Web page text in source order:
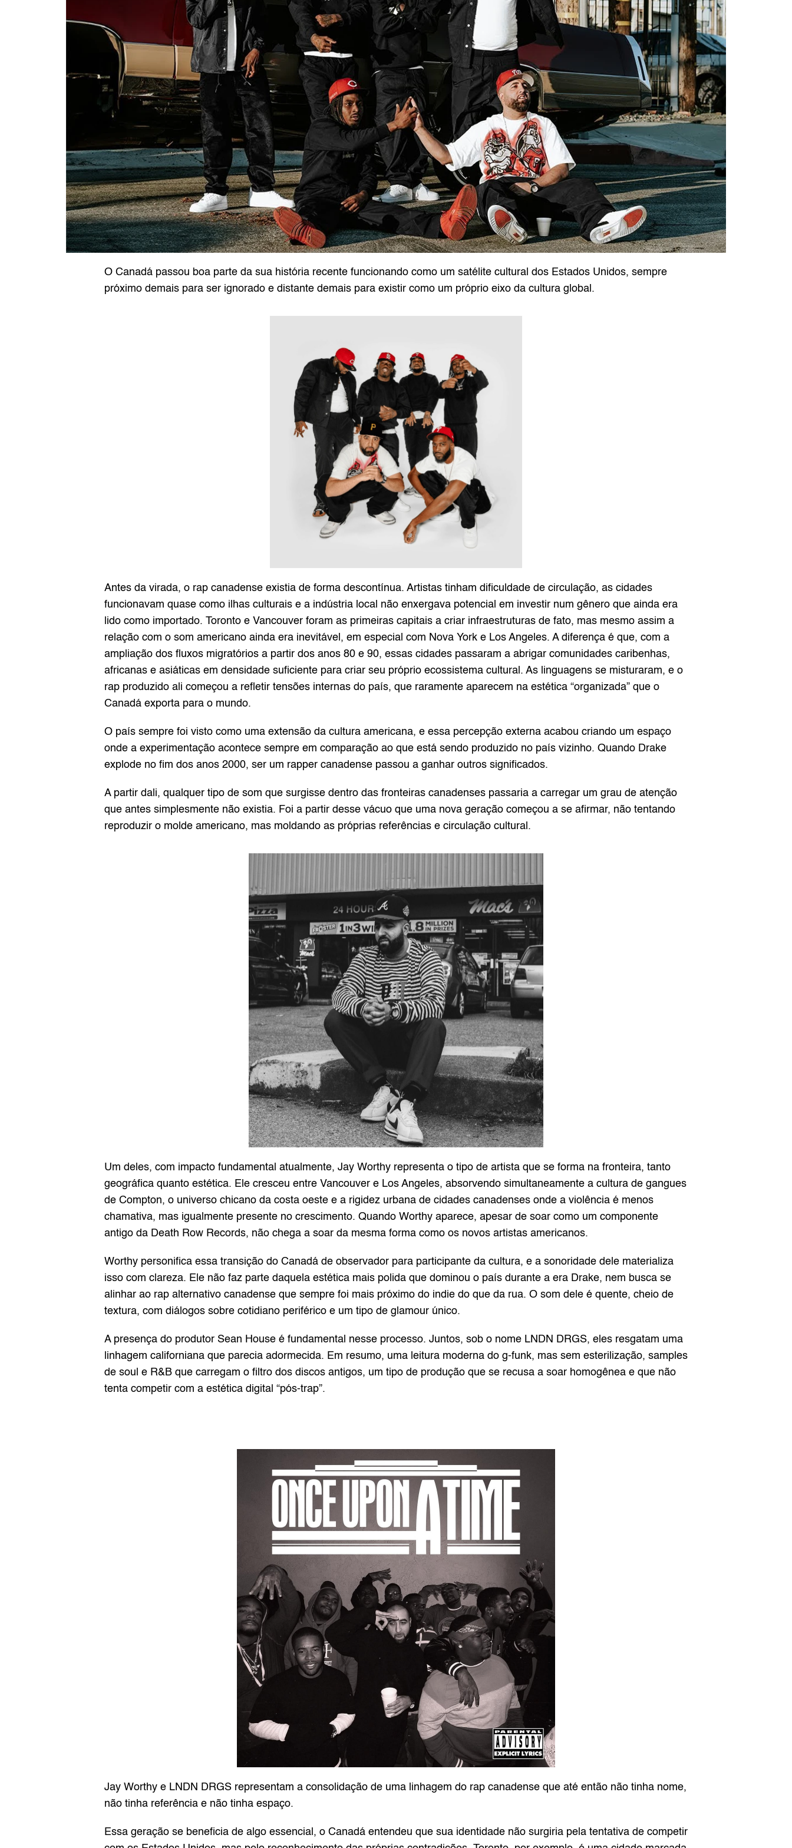
O Canadá passou boa parte da sua história recente funcionando como um satélite cultural dos Estados Unidos, sempre
próximo demais para ser ignorado e distante demais para existir como um próprio eixo da cultura global.
Antes da virada, o rap canadense existia de forma descontínua. Artistas tinham dificuldade de circulação, as cidades
funcionavam quase como ilhas culturais e a indústria local não enxergava potencial em investir num gênero que ainda era
lido como importado. Toronto e Vancouver foram as primeiras capitais a criar infraestruturas de fato, mas mesmo assim a
relação com o som americano ainda era inevitável, em especial com Nova York e Los Angeles. A diferença é que, com a
ampliação dos fluxos migratórios a partir dos anos 80 e 90, essas cidades passaram a abrigar comunidades caribenhas,
africanas e asiáticas em densidade suficiente para criar seu próprio ecossistema cultural. As linguagens se misturaram, e o
rap produzido ali começou a refletir tensões internas do país, que raramente aparecem na estética “organizada” que o
Canadá exporta para o mundo.
O país sempre foi visto como uma extensão da cultura americana, e essa percepção externa acabou criando um espaço
onde a experimentação acontece sempre em comparação ao que está sendo produzido no país vizinho. Quando Drake
explode no fim dos anos 2000, ser um rapper canadense passou a ganhar outros significados.
A partir dali, qualquer tipo de som que surgisse dentro das fronteiras canadenses passaria a carregar um grau de atenção
que antes simplesmente não existia. Foi a partir desse vácuo que uma nova geração começou a se afirmar, não tentando
reproduzir o molde americano, mas moldando as próprias referências e circulação cultural.
Um deles, com impacto fundamental atualmente, Jay Worthy representa o tipo de artista que se forma na fronteira, tanto
geográfica quanto estética. Ele cresceu entre Vancouver e Los Angeles, absorvendo simultaneamente a cultura de gangues
de Compton, o universo chicano da costa oeste e a rigidez urbana de cidades canadenses onde a violência é menos
chamativa, mas igualmente presente no crescimento. Quando Worthy aparece, apesar de soar como um componente
antigo da Death Row Records, não chega a soar da mesma forma como os novos artistas americanos.
Worthy personifica essa transição do Canadá de observador para participante da cultura, e a sonoridade dele materializa
isso com clareza. Ele não faz parte daquela estética mais polida que dominou o país durante a era Drake, nem busca se
alinhar ao rap alternativo canadense que sempre foi mais próximo do indie do que da rua. O som dele é quente, cheio de
textura, com diálogos sobre cotidiano periférico e um tipo de glamour único.
A presença do produtor Sean House é fundamental nesse processo. Juntos, sob o nome LNDN DRGS, eles resgatam uma
linhagem californiana que parecia adormecida. Em resumo, uma leitura moderna do g-funk, mas sem esterilização, samples
de soul e R&B que carregam o filtro dos discos antigos, um tipo de produção que se recusa a soar homogênea e que não
tenta competir com a estética digital “pós-trap”.
Jay Worthy e LNDN DRGS representam a consolidação de uma linhagem do rap canadense que até então não tinha nome,
não tinha referência e não tinha espaço.
Essa geração se beneficia de algo essencial, o Canadá entendeu que sua identidade não surgiria pela tentativa de competir